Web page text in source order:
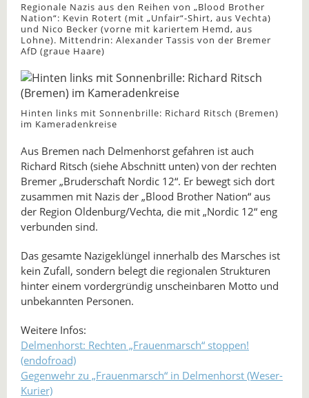
Regionale Nazis aus den Reihen von „Blood Brother
Nation“: Kevin Rotert (mit „Unfair“-Shirt, aus Vechta)
und Nico Becker (vorne mit kariertem Hemd, aus
Lohne). Mittendrin: Alexander Tassis von der Bremer
AfD (graue Haare)
Hinten links mit Sonnenbrille: Richard Ritsch (Bremen)
im Kameradenkreise
Aus Bremen nach Delmenhorst gefahren ist auch
Richard Ritsch (siehe Abschnitt unten) von der rechten
Bremer „Bruderschaft Nordic 12“. Er bewegt sich dort
zusammen mit Nazis der „Blood Brother Nation“ aus
der Region Oldenburg/Vechta, die mit „Nordic 12“ eng
verbunden sind.
Das gesamte Nazigeklüngel innerhalb des Marsches ist
kein Zufall, sondern belegt die regionalen Strukturen
hinter einem vordergründig unscheinbaren Motto und
unbekannten Personen.
Weitere Infos:
Delmenhorst: Rechten „Frauenmarsch“ stoppen!
(endofroad)
Gegenwehr zu „Frauenmarsch“ in Delmenhorst (Weser-
Kurier)